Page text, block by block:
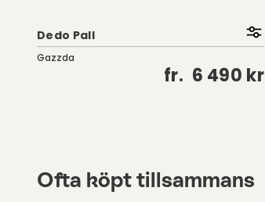
Dedo Pall
Gazzda
fr. 6 490 kr
Ofta köpt tillsammans